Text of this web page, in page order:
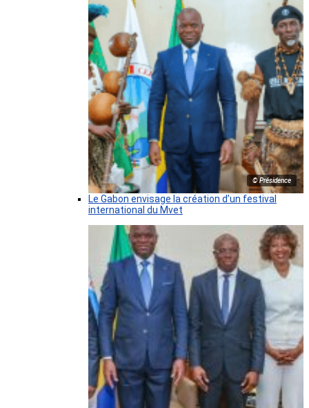
© Présidence
Le Gabon envisage la création d’un festival
international du Mvet